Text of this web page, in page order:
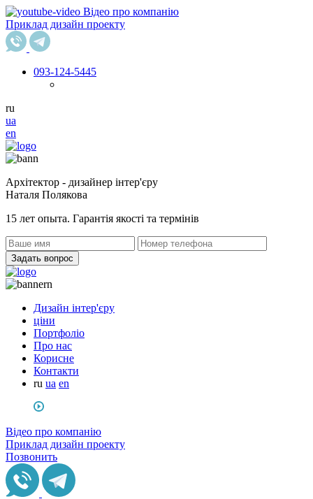
Відео про компанію
Приклад дизайн проекту
093-124-5445
ru
ua
en
Архітектор - дизайнер інтер'єру
Наталя Полякова
15 лет опыта. Гарантія якості та термінів
Задать вопрос
Дизайн інтер'єру
ціни
Портфоліо
Про нас
Корисне
Контакти
ru ua en
Відео про компанію
Приклад дизайн проекту
Позвонить